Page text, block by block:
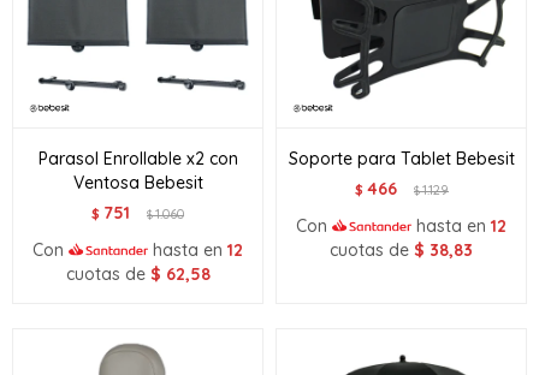
Parasol Enrollable x2 con
Ventosa Bebesit
$ 751 $1.060
Con hasta en 12
cuotas de $ 62,58
Soporte para Tablet Bebesit
$ 466 $1.129
Con hasta en 12
cuotas de $ 38,83